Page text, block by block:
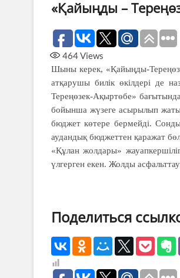
«Қайыңды –
464Views
Шыны керек, «Қайыңды-
атқарушы билік өкілдері де
Тереңөзек-Ақыртөбе»
бойынша жүзеге асырылып
бюджет көтере бермейді.
аудандық бюджеттен қаражат
«Құлан жолдары»
үлгерген екен. Жолды
Поделиться